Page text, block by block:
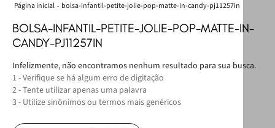
bolsa-infantil-petite-jolie-pop-matte-in-candy-pj11257in
BOLSA-INFANTIL-PETITE-JOLIE-POP-MATTE-IN-
CANDY-PJ11257IN
Infelizmente, não encontramos nenhum resultado para sua busca.
1 - Verifique se há algum erro de digitação
2 - Tente utilizar apenas uma palavra
3 - Utilize sinônimos ou termos mais genéricos